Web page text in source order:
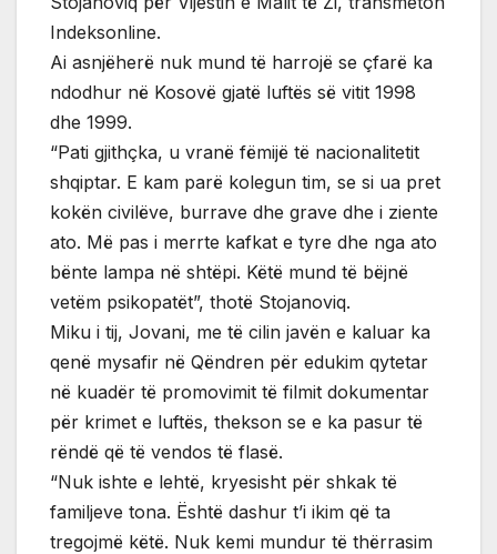
Indeksonline.
Ai asnjëherë nuk mund të harrojë se çfarë ka
ndodhur në Kosovë gjatë luftës së vitit 1998
dhe 1999.
“Pati gjithçka, u vranë fëmijë të nacionalitetit
shqiptar. E kam parë kolegun tim, se si ua pret
kokën civilëve, burrave dhe grave dhe i ziente
ato. Më pas i merrte kafkat e tyre dhe nga ato
bënte lampa në shtëpi. Këtë mund të bëjnë
vetëm psikopatët”, thotë Stojanoviq.
Miku i tij, Jovani, me të cilin javën e kaluar ka
qenë mysafir në Qëndren për edukim qytetar
në kuadër të promovimit të filmit dokumentar
për krimet e luftës, thekson se e ka pasur të
rëndë që të vendos të flasë.
“Nuk ishte e lehtë, kryesisht për shkak të
familjeve tona. Është dashur t’i ikim që ta
tregojmë këtë. Nuk kemi mundur të thërrasim